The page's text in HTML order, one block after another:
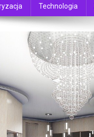
Technologia